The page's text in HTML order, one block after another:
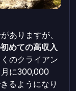
ありますが、
めての高収入
のクライアン
月に300,000
るようになり